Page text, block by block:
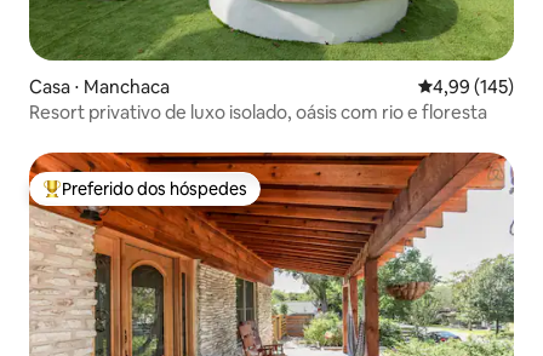
Casa ⋅ Manchaca 4,99 de uma
4,99 (145)
Resort privativo de luxo isolado, oásis com rio e floresta
Entre os melhores preferidos dos hóspedes
Preferido dos hóspedes